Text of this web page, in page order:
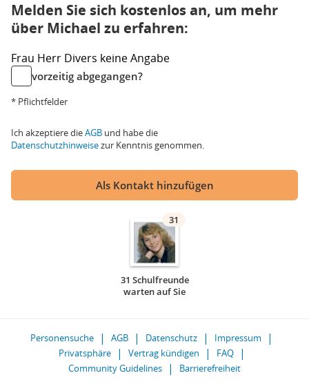
Melden Sie sich kostenlos an, um mehr
über Michael zu erfahren:
Frau Herr Divers keine Angabe
vorzeitig abgegangen?
* Pflichtfelder
Ich akzeptiere dieAGB und habe die
Datenschutzhinweisezur Kenntnis genommen.
Als Kontakt hinzufügen
31
31 Schulfreunde
warten auf Sie
Personensuche AGB Datenschutz
Impressum
Privatsphäre
Vertrag kündigen
FAQ
Community Guidelines
Barrierefreiheit